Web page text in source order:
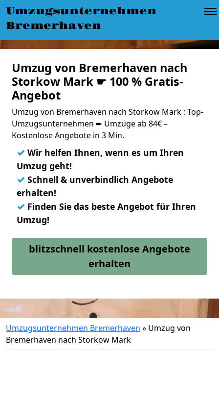
Umzugsunternehmen
Bremerhaven
Umzug von Bremerhaven nach
Storkow Mark ☛ 100 % Gratis-
Angebot
Umzug von Bremerhaven nach Storkow Mark : Top-
Umzugsunternehmen ➨ Umzüge ab 84€ –
Kostenlose Angebote in 3 Min.
✓ Wir helfen Ihnen, wenn es um Ihren
Umzug geht!
✓ Schnell & unverbindlich Angebote
erhalten!
✓ Finden Sie das beste Angebot für Ihren
Umzug!
blitzschnell kostenlose Angebote
erhalten
Umzugsunternehmen Bremerhaven » Umzug von
Bremerhaven nach Storkow Mark